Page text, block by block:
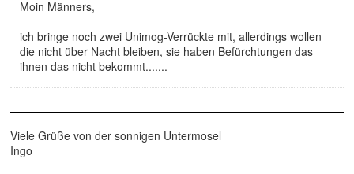
Moin Männers,
ich bringe noch zwei Unimog-Verrückte mit, allerdings wollen
die nicht über Nacht bleiben, sie haben Befürchtungen das
ihnen das nicht bekommt.......
Viele Grüße von der sonnigen Untermosel
Ingo